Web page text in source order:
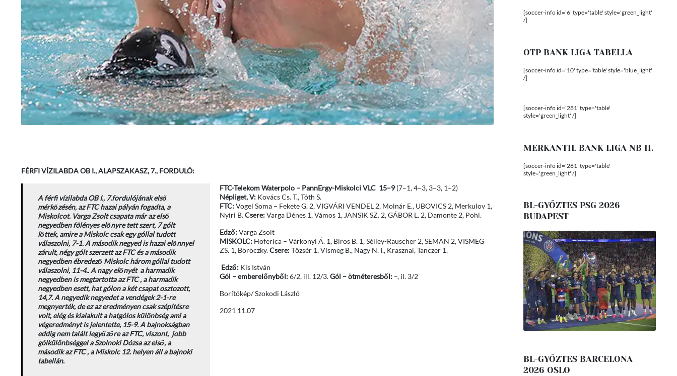
FÉRFI VÍZILABDA OB I., ALAPSZAKASZ, 7., FORDULÓ:
A férfi vízilabda OB I., 7.fordulójának első
mérkőzésén, az FTC hazai pályán fogadta, a
Miskolcot. Varga Zsolt csapata már az első
negyedben fölényes előnyre tett szert, 7 gólt
lőttek, amire a Miskolc csak egy góllal tudott
válaszolni, 7-1. A második negyed is hazai előnnyel
zárult, négy gólt szerzett az FTC és a második
negyedben ébredező Miskolc három góllal tudott
válaszolni, 11-4.. A nagy előnyét a harmadik
negyedben is megtartotta az FTC , a harmadik
negyedben esett, hat gólon a két csapat osztozott,
14,7. A negyedik negyedet a vendégek 2-1-re
megnyerték, de ez az eredményen csak szépítésre
volt, elég és kialakult a hatgólos különbség ami a
végeredményt is jelentette, 15-9. A bajnokságban
eddig nem talált legyőzőre az FTC, viszont, jobb
gólkülönbséggel a Szolnoki Dózsa az első, a
második az FTC , a Miskolc 12. helyen áll a bajnoki
tabellán.
FTC-Telekom Waterpolo – PannErgy-Miskolci VLC 15–9(7–1, 4–3, 3–3, 1–2)
Népliget, V:Kovács Cs. T., Tóth S.
FTC:Vogel Soma – Fekete G. 2, VIGVÁRI VENDEL 2, Molnár E., UBOVICS 2, Merkulov 1,
Nyíri B.Csere:Varga Dénes 1, Vámos 1, JANSIK SZ. 2, GÁBOR L. 2, Damonte 2, Pohl.
Edző:Varga Zsolt
MISKOLC:Hoferica – Várkonyi Á. 1, Biros B. 1, Sélley-Rauscher 2, SEMAN 2, VISMEG
ZS. 1, Böröczky.Csere:Tőzsér 1, Vismeg B., Nagy N. I., Krasznai, Tanczer 1.
Edző:Kis István
Gól – emberelőnyből:6/2, ill. 12/3.Gól – ötméteresből:–, il. 3/2
Borítókép/ Szokodi László
2021 11.07
[soccer-info id='6' type='table' style='green_light'
/]
OTP BANK LIGA TABELLA
[soccer-info id='10' type='table' style='blue_light'
/]
[soccer-info id='281' type='table'
style='green_light' /]
MERKANTIL BANK LIGA NB II.
[soccer-info id='281' type='table'
style='green_light' /]
BL-GYŐZTES PSG 2026
BUDAPEST
BL-GYŐZTES BARCELONA
2026 OSLO